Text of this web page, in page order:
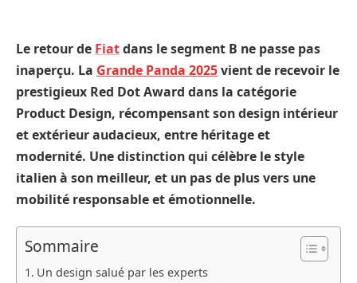
Le retour de Fiatdans le segment B ne passe pas
inaperçu. La Grande Panda 2025vient de recevoir le
prestigieux Red Dot Award dans la catégorie
Product Design, récompensant son design intérieur
et extérieur audacieux, entre héritage et
modernité. Une distinction qui célèbre le style
italien à son meilleur, et un pas de plus vers une
mobilité responsable et émotionnelle.
Sommaire
Un design salué par les experts